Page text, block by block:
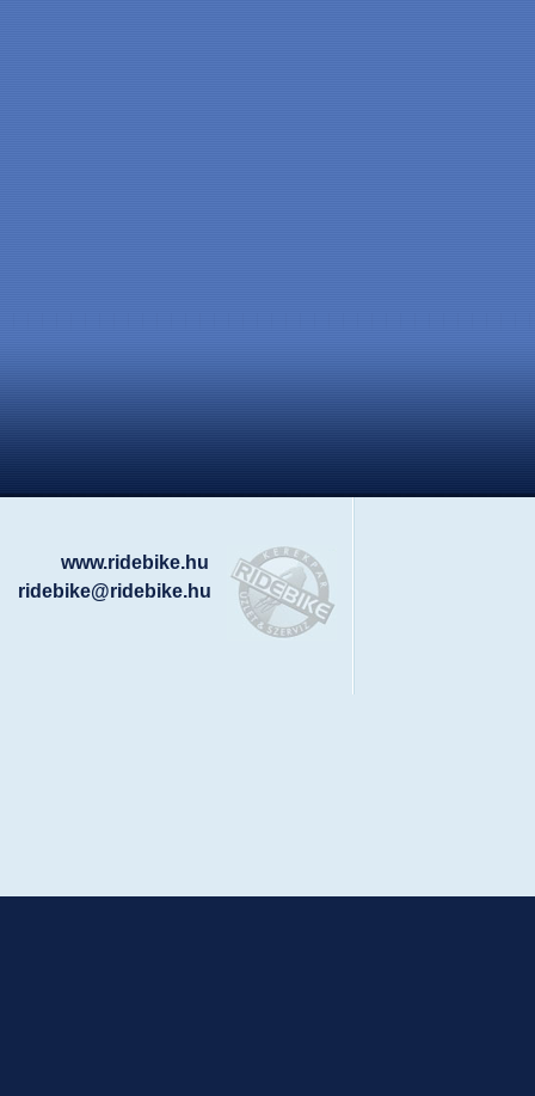
www.ridebike.hu
ridebike@ridebike.hu